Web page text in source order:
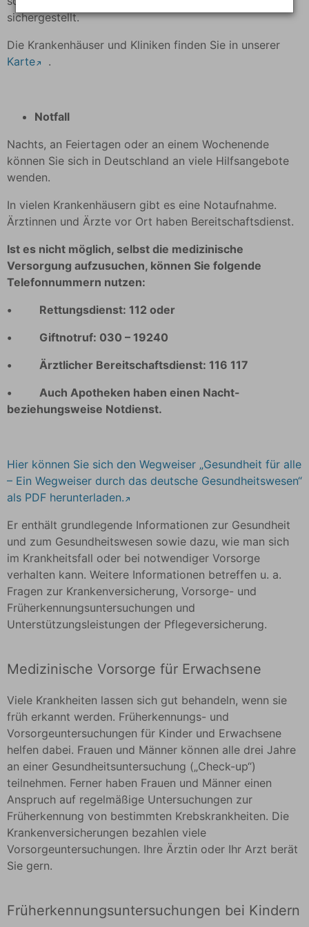
sichergestellt.
Die Krankenhäuser und Kliniken finden Sie in unserer
Karte
.
Notfall
Nachts, an Feiertagen oder an einem Wochenende
können Sie sich in Deutschland an viele Hilfsangebote
wenden.
In vielen Krankenhäusern gibt es eine Notaufnahme.
Ärztinnen und Ärzte vor Ort haben Bereitschaftsdienst.
Ist es nicht möglich, selbst die medizinische
Versorgung aufzusuchen, können Sie folgende
Telefonnummern nutzen:
• Rettungsdienst: 112 oder
• Giftnotruf: 030 – 19240
• Ärztlicher Bereitschaftsdienst: 116 117
• Auch Apotheken haben einen Nacht-
beziehungsweise Notdienst.
Hier können Sie sich den Wegweiser „Gesundheit für alle
– Ein Wegweiser durch das deutsche Gesundheitswesen“
als PDF herunterladen.
Er enthält grundlegende Informationen zur Gesundheit
und zum Gesundheitswesen sowie dazu, wie man sich
im Krankheitsfall oder bei notwendiger Vorsorge
verhalten kann. Weitere Informationen betreffen u. a.
Fragen zur Krankenversicherung, Vorsorge- und
Früherkennungsuntersuchungen und
Unterstützungsleistungen der Pflegeversicherung.
Medizinische Vorsorge für Erwachsene
Viele Krankheiten lassen sich gut behandeln, wenn sie
früh erkannt werden. Früherkennungs- und
Vorsorgeuntersuchungen für Kinder und Erwachsene
helfen dabei. Frauen und Männer können alle drei Jahre
an einer Gesundheitsuntersuchung („Check-up“)
teilnehmen. Ferner haben Frauen und Männer einen
Anspruch auf regelmäßige Untersuchungen zur
Früherkennung von bestimmten Krebskrankheiten. Die
Krankenversicherungen bezahlen viele
Vorsorgeuntersuchungen. Ihre Ärztin oder Ihr Arzt berät
Sie gern.
Früherkennungsuntersuchungen bei Kindern
Die Nutzung von Google Maps erfolgt im
unserer Partner-Angebote und an einer leichten
Auffindbarkeit der von uns auf der Website
DSGVO dar.